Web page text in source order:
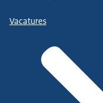
Vacatures